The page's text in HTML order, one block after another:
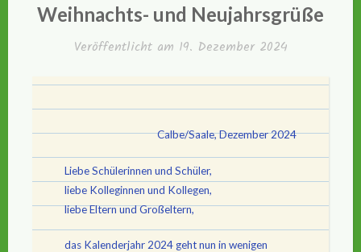
Weihnachts- und Neujahrsgrüße
Veröffentlicht am 19. Dezember 2024
Calbe/Saale, Dezember 2024
Liebe Schülerinnen und Schüler,
liebe Kolleginnen und Kollegen,
liebe Eltern und Großeltern,
das Kalenderjahr 2024 geht nun in wenigen